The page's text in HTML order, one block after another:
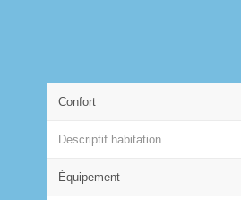
Confort
Descriptif habitation
Équipement